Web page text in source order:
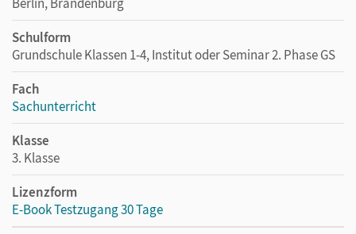
Schulform
Grundschule Klassen 1-4, Institut oder Seminar 2. Phase GS
Fach
Sachunterricht
Klasse
3. Klasse
Lizenzform
E-Book Testzugang 30 Tage